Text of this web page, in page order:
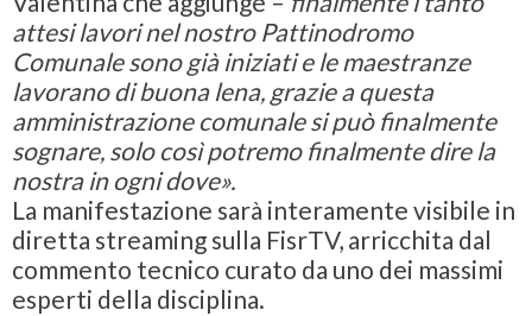
attesi lavori nel nostro Pattinodromo
Comunale sono già iniziati e le maestranze
lavorano di buona lena, grazie a questa
amministrazione comunale si può finalmente
sognare, solo così potremo finalmente dire la
nostra in ogni dove».
La manifestazione sarà interamente visibile in
diretta streaming sulla FisrTV, arricchita dal
commento tecnico curato da uno dei massimi
esperti della disciplina.